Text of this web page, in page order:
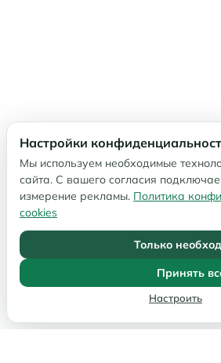
Настройки
Мы используем необходимые
сайта. С вашего согласия
измерение рекламы. Политика
cookies
Настроить
Только
Принять